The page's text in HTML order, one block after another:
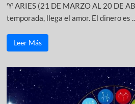
♈ ARIES (21 DE MARZO AL 20 DE
temporada, llega el amor. El dinero es
Leer Más